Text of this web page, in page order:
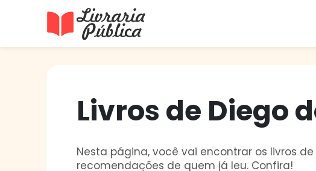
Livros de Diego
Nesta página, você vai encontrar os livros
recomendações de quem já leu. Confira!